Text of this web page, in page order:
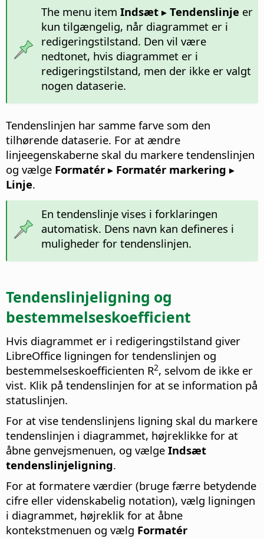
The menu item Indsæt ▸ Tendenslinje er
kun tilgængelig, når diagrammet er i
redigeringstilstand. Den vil være
nedtonet, hvis diagrammet er i
redigeringstilstand, men der ikke er valgt
nogen dataserie.
Tendenslinjen har samme farve som den
tilhørende dataserie. For at ændre
linjeegenskaberne skal du markere tendenslinjen
og vælge Formatér ▸ Formatér markering ▸
Linje.
En tendenslinje vises i forklaringen
automatisk. Dens navn kan defineres i
muligheder for tendenslinjen.
Tendenslinjeligning og
bestemmelseskoefficient
Hvis diagrammet er i redigeringstilstand giver
LibreOffice ligningen for tendenslinjen og
bestemmelseskoefficienten R2, selvom de ikke er
vist. Klik på tendenslinjen for at se information på
statuslinjen.
For at vise tendenslinjens ligning skal du markere
tendenslinjen i diagrammet, højreklikke for at
åbne genvejsmenuen, og vælge Indsæt
tendenslinjeligning.
For at formatere værdier (bruge færre betydende
cifre eller videnskabelig notation), vælg ligningen
i diagrammet, højreklik for at åbne
kontekstmenuen og vælg Formatér